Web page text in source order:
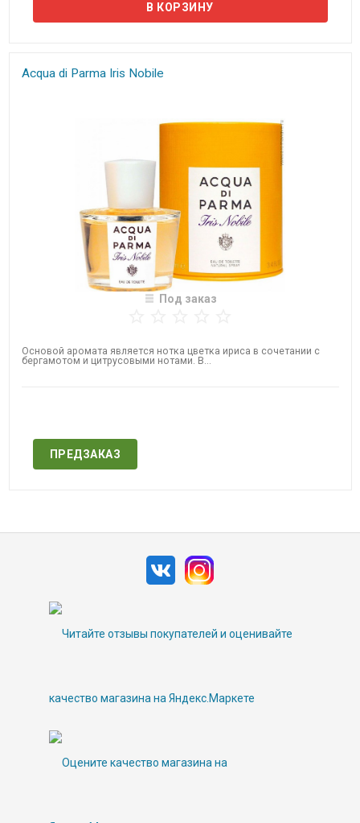
Acqua di Parma Iris Nobile
Под заказ
Основой аромата является нотка цветка ириса в сочетании с
бергамотом и цитрусовыми нотами. В...
ПРЕДЗАКАЗ